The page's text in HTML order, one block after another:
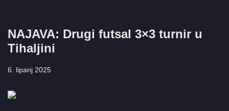
NAJAVA: Drugi futsal 3×3 turnir u
Tihaljini
6. lipanj 2025